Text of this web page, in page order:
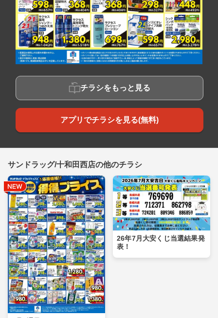
チラシをもっと見る
アプリでチラシを見る(無料)
サンドラッグ/十和田西店の他のチラシ
26年7月大安くじ当選結果発
表！